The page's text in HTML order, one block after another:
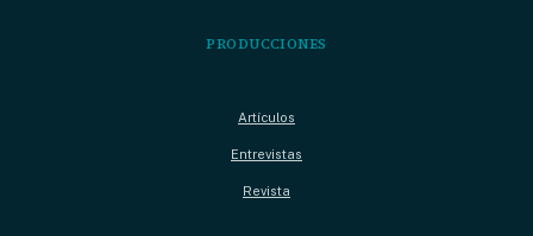
PRODUCCIONES
Artículos
Entrevistas
Revista